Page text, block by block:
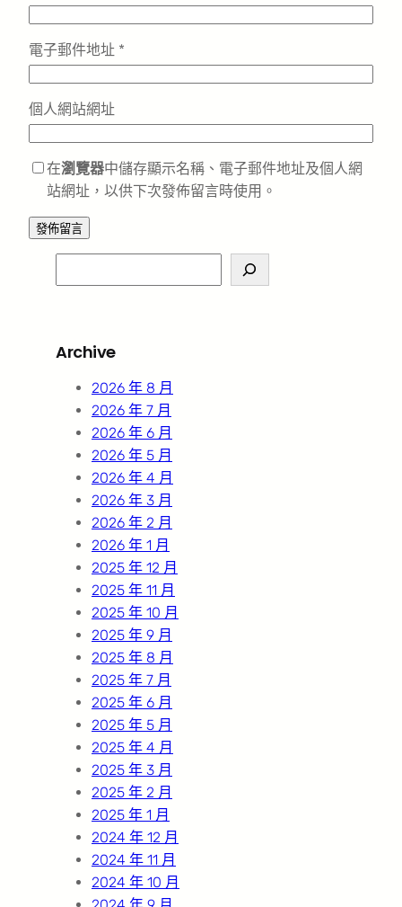
電子郵件地址 *
個人網站網址
在瀏覽器中儲存顯示名稱、電子郵件地址及個人網
站網址，以供下次發佈留言時使用。
e
c
Archive
2026 年 8 月
2026 年 7 月
2026 年 6 月
2026 年 5 月
2026 年 4 月
2026 年 3 月
2026 年 2 月
2026 年 1 月
2025 年 12 月
2025 年 11 月
2025 年 10 月
2025 年 9 月
2025 年 8 月
2025 年 7 月
2025 年 6 月
2025 年 5 月
2025 年 4 月
2025 年 3 月
2025 年 2 月
2025 年 1 月
2024 年 12 月
2024 年 11 月
2024 年 10 月